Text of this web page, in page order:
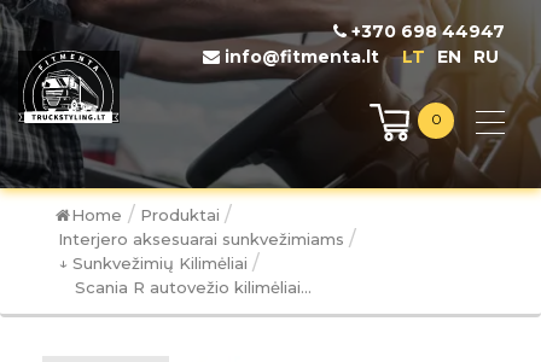
+370 698 44947
info@fitmenta.lt
LT EN RU
0
Home / Produktai /
Interjero aksesuarai sunkvežimiams /
↓ Sunkvežimių Kilimėliai /
Scania R autovežio kilimėliai...